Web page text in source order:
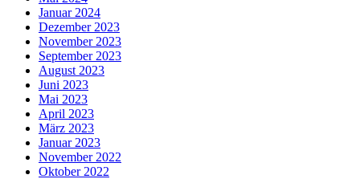
Januar 2024
Dezember 2023
November 2023
September 2023
August 2023
Juni 2023
Mai 2023
April 2023
März 2023
Januar 2023
November 2022
Oktober 2022